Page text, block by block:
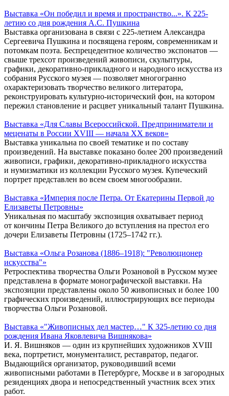
Выставка «Он победил и время и пространство...». К 225-
летию со дня рождения А.С. Пушкина
Выставка организована в связи с 225-летием Александра
Сергеевича Пушкина и посвящена героям, современникам и
потомкам поэта. Беспрецедентное количество экспонатов —
свыше трехсот произведений живописи, скульптуры,
графики, декоративно-прикладного и народного искусства из
собрания Русского музея — позволяет многогранно
охарактеризовать творчество великого литератора,
реконструировать культурно-исторический фон, на котором
пережил становление и расцвет уникальный талант Пушкина.
Выставка «Для Славы Всероссийской. Предприниматели и
меценаты в России XVIII — начала XX веков»
Выставка уникальна по своей тематике и по составу
произведений. На выставке показано более 200 произведений
живописи, графики, декоративно-прикладного искусства
и нумизматики из коллекции Русского музея. Купеческий
портрет представлен во всем своем многообразии.
Выставка «Империя после Петра. От Екатерины Первой до
Елизаветы Петровны»
Уникальная по масштабу экспозиция охватывает период
от кончины Петра Великого до вступления на престол его
дочери Елизаветы Петровны (1725–1742 гг.).
Выставка «Ольга Розанова (1886–1918): "Революционер
искусства"»
Ретроспектива творчества Ольги Розановой в Русском музее
представлена в формате монографической выставки. На
экспозиции представлены около 50 живописных и более 100
графических произведений, иллюстрирующих все периоды
творчества Ольги Розановой.
Выставка «"Живописных дел мастер…" К 325-летию со дня
рождения Ивана Яковлевича Вишнякова»
И. Я. Вишняков — один из крупнейших художников XVIII
века, портретист, монументалист, реставратор, педагог.
Выдающийся организатор, руководивший всеми
живописными работами в Петербурге, Москве и в загородных
резиденциях двора и непосредственный участник всех этих
работ.